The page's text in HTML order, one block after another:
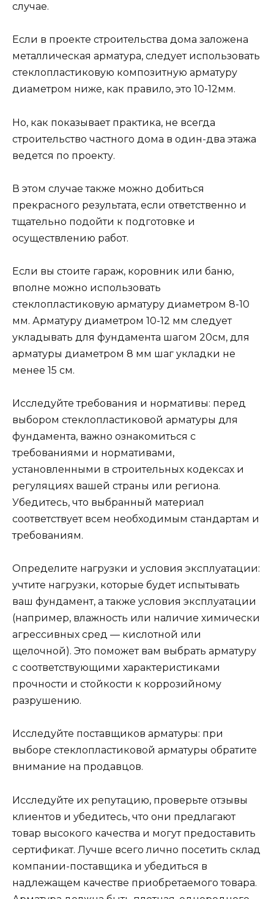
случае.
Если в проекте строительства дома заложена
металлическая арматура, следует использовать
стеклопластиковую композитную арматуру
диаметром ниже, как правило, это 10-12мм.
Но, как показывает практика, не всегда
строительство частного дома в один-два этажа
ведется по проекту.
В этом случае также можно добиться
прекрасного результата, если ответственно и
тщательно подойти к подготовке и
осуществлению работ.
Если вы стоите гараж, коровник или баню,
вполне можно использовать
стеклопластиковую арматуру диаметром 8-10
мм. Арматуру диаметром 10-12 мм следует
укладывать для фундамента шагом 20см, для
арматуры диаметром 8 мм шаг укладки не
менее 15 см.
Исследуйте требования и нормативы: перед
выбором стеклопластиковой арматуры для
фундамента, важно ознакомиться с
требованиями и нормативами,
установленными в строительных кодексах и
регуляциях вашей страны или региона.
Убедитесь, что выбранный материал
соответствует всем необходимым стандартам и
требованиям.
Определите нагрузки и условия эксплуатации:
учтите нагрузки, которые будет испытывать
ваш фундамент, а также условия эксплуатации
(например, влажность или наличие химически
агрессивных сред — кислотной или
щелочной). Это поможет вам выбрать арматуру
с соответствующими характеристиками
прочности и стойкости к коррозийному
разрушению.
Исследуйте поставщиков арматуры: при
выборе стеклопластиковой арматуры обратите
внимание на продавцов.
Исследуйте их репутацию, проверьте отзывы
клиентов и убедитесь, что они предлагают
товар высокого качества и могут предоставить
сертификат. Лучше всего лично посетить склад
компании-поставщика и убедиться в
надлежащем качестве приобретаемого товара.